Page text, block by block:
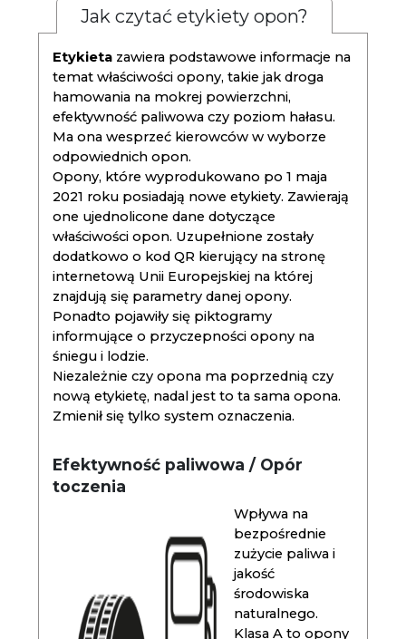
Jak czytać etykiety opon?
Etykieta zawiera podstawowe informacje na
temat właściwości opony, takie jak droga
hamowania na mokrej powierzchni,
efektywność paliwowa czy poziom hałasu.
Ma ona wesprzeć kierowców w wyborze
odpowiednich opon.
Opony, które wyprodukowano po 1 maja
2021 roku posiadają nowe etykiety. Zawierają
one ujednolicone dane dotyczące
właściwości opon. Uzupełnione zostały
dodatkowo o kod QR kierujący na stronę
internetową Unii Europejskiej na której
znajdują się parametry danej opony.
Ponadto pojawiły się piktogramy
informujące o przyczepności opony na
śniegu i lodzie.
Niezależnie czy opona ma poprzednią czy
nową etykietę, nadal jest to ta sama opona.
Zmienił się tylko system oznaczenia.
Efektywność paliwowa / Opór
toczenia
Wpływa na
bezpośrednie
zużycie paliwa i
jakość
środowiska
naturalnego.
Klasa A to opony